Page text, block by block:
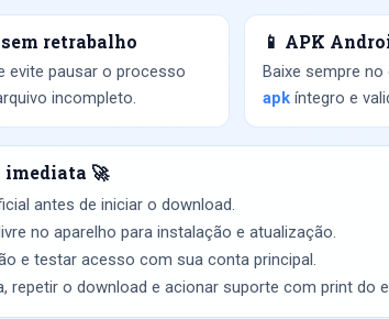
retrabalho
evite pausar o processo
incompleto.
📱 APK
Baixe sempre
apkíntegro e
imediata 🚀
antes de iniciar o download.
no aparelho para instalação e atualização.
e testar acesso com sua conta principal.
repetir o download e acionar suporte com print do